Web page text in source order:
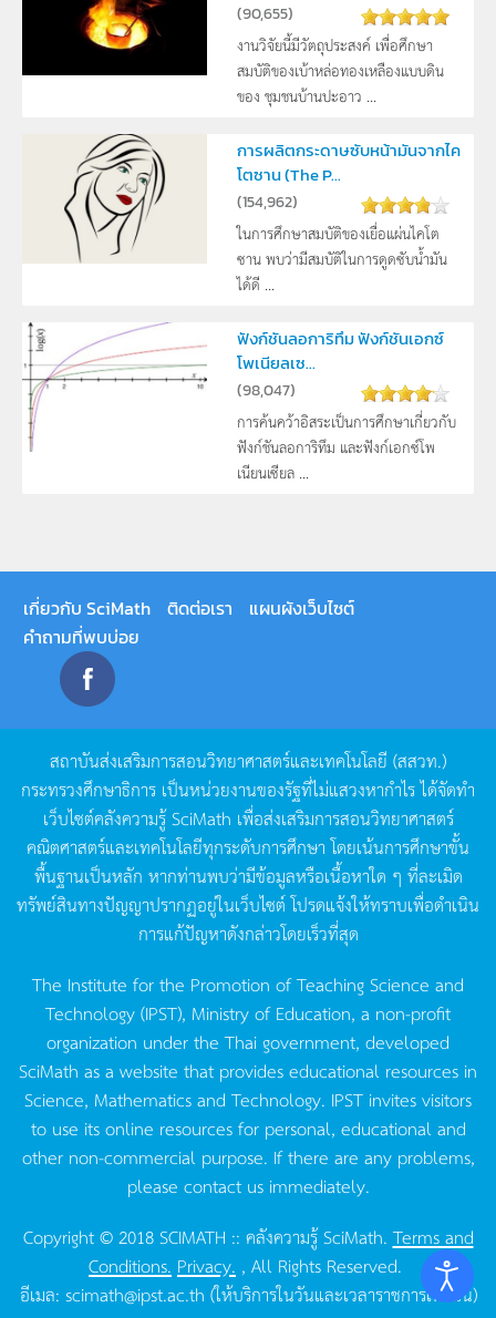
(90,655)
งานวิจัยนี้มีวัตถุประสงค์ เพื่อศึกษา
สมบัติของเบ้าหล่อทองเหลืองแบบดิน
ของ ชุมชนบ้านปะอาว ...
การผลิตกระดาษซับหน้ามันจากไค
โตซาน (The P...
(154,962)
ในการศึกษาสมบัติของเยื่อแผ่นไคโต
ซาน พบว่ามีสมบัติในการดูดซับน้ำมัน
ได้ดี ...
ฟังก์ชันลอการิทึม ฟังก์ชันเอกซ์
โพเนียลเซ...
(98,047)
การค้นคว้าอิสระเป็นการศึกษาเกี่ยวกับ
ฟังก์ชันลอการิทึม และฟังก์เอกซ์โพ
เนียนเซียล ...
เกี่ยวกับ SciMath ติดต่อเรา
แผนผังเว็บไซต์
คำถามที่พบบ่อย
สถาบันส่งเสริมการสอนวิทยาศาสตร์และเทคโนโลยี (สสวท.)
กระทรวงศึกษาธิการ เป็นหน่วยงานของรัฐที่ไม่แสวงหากำไรได้จัดทำ
เว็บไซต์คลังความรู้SciMath เพื่อส่งเสริมการสอนวิทยาศาสตร์
คณิตศาสตร์และเทคโนโลยีทุกระดับการศึกษา โดยเน้นการศึกษาขั้น
พื้นฐานเป็นหลัก หากท่านพบว่ามีข้อมูลหรือเนื้อหาใด ๆ ที่ละเมิด
ทรัพย์สินทางปัญญาปรากฏอยู่ในเว็บไซต์โปรดแจ้งให้ทราบเพื่อดำเนิน
การแก้ปัญหาดังกล่าวโดยเร็วที่สุด
The Institute for the Promotion of Teaching Science and
Technology (IPST), Ministry of Education, a non-profit
organization under the Thai government, developed
SciMath as a website that provides educational resources in
Science, Mathematics and Technology. IPST invites visitors
to use its online resources for personal, educational and
other non-commercial purpose. If there are any problems,
please contact us immediately.
Copyright © 2018 SCIMATH :: คลังความรู้ SciMath.Terms and
Conditions. Privacy. , All Rights Reserved.
อีเมล: scimath@ipst.ac.th (ให้บริการในวันและเวลาราชการเท่านั้น)